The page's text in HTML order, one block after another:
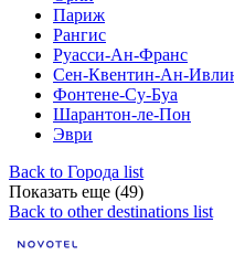
Париж
Рангис
Руасси-Ан-Франс
Сен-Квентин-Ан-
Фонтене-Су-Буа
Шарантон-ле-Пон
Эври
Back to Города list
Показать еще (49)
Back to other destinations list